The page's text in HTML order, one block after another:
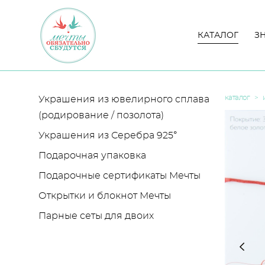
КАТАЛОГ
КАТАЛОГ
Украшения из ювелирного сплава
(родирование / позолота)
Украшения из Серебра 925°
Подарочная упаковка
Подарочные сертификаты Мечты
Открытки и блокнот Мечты
Парные сеты для двоих
каталог >